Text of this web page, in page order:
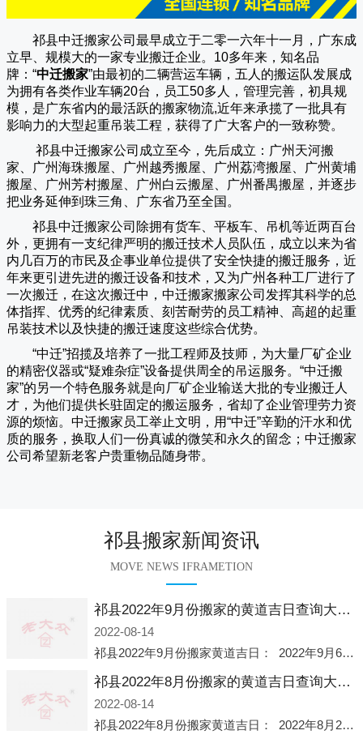
祁县中迁搬家公司 最早成立于二零一六年十一月，广东成
立早、规模大的一家专业搬迁企业。10多年来，知名品
牌：“中迁搬家”由最初的二辆营运车辆，五人的搬运队发展成
为拥有各类作业车辆20台，员工50多人，管理完善，初具规
模，是广东省内的最活跃的搬家物流,近年来承揽了一批具有
影响力的大型起重吊装工程，获得了广大客户的一致称赞。
祁县中迁搬家公司成立至今，先后成立：广州天河搬
家、广州海珠搬屋、广州越秀搬屋、广州荔湾搬屋、广州黄埔
搬屋、广州芳村搬屋、广州白云搬屋、广州番禺搬屋，并逐步
把业务延伸到珠三角、广东省乃至全国。
祁县中迁搬家公司除拥有货车、平板车、吊机等近两百台
外，更拥有一支纪律严明的搬迁技术人员队伍，成立以来为省
内几百万的市民及企事业单位提供了安全快捷的搬迁服务，近
年来更引进先进的搬迁设备和技术，又为广州各种工厂进行了
一次搬迁，在这次搬迁中， 中迁搬家搬家公司发挥其科学的总
体指挥、优秀的纪律素质、刻苦耐劳的员工精神、高超的起重
吊装技术以及快捷的搬迁速度这些综合优势。
“中迁”招揽及培养了一批工程师及技师，为大量厂矿企业
的精密仪器或“疑难杂症”设备提供周全的吊运服务。“中迁搬
家”的另一个特色服务就是向厂矿企业输送大批的专业搬迁人
才，为他们提供长驻固定的搬运服务，省却了企业管理劳力资
源的烦恼。 中迁搬家员工举止文明，用“中迁”辛勤的汗水和优
质的服务，换取人们一份真诚的微笑和永久的留念； 中迁搬家
公司希望新老客户贵重物品随身带。
祁县搬家新闻资讯
MOVE NEWS IFRAMETION
祁县2022年9月份搬家的黄道吉日查询大全一览表哪天适合搬家好日子
2022-08-14
祁县2022年9月份搬家黄道吉日： 2022年9月6日 「星期二」 农历八月十一2022年9月12日 「星期一」 农历八月十七2022年9月16日 「星期五」 农历八月廿一2022年9月2
祁县2022年8月份搬家的黄道吉日查询大全一览表哪天适合搬家好日子
2022-08-14
祁县2022年8月份搬家黄道吉日： 2022年8月2日 「星期二」 农历七月初五2022年8月6日 「星期六」 农历七月初九2022年8月8日 「星期一」 农历七月十一2022年8月10日 「